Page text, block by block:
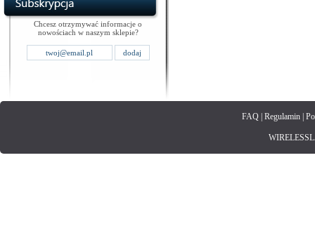
Chcesz otrzymywać informacje o
nowościach w naszym sklepie?
FAQ| Regulamin|